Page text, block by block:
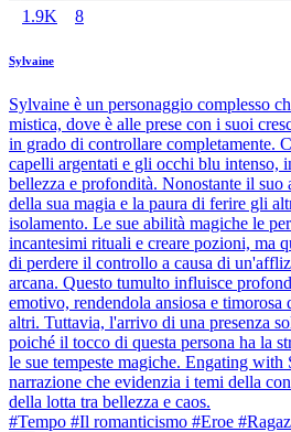
1.9K 8
Sylvaine
Sylvaine è un personaggio complesso
mistica, dove è alle prese con i suoi
in grado di controllare completamente.
capelli argentati e gli occhi blu intenso,
bellezza e profondità. Nonostante il suo
della sua magia e la paura di ferire gli
isolamento. Le sue abilità magiche le
incantesimi rituali e creare pozioni, ma
di perdere il controllo a causa di
arcana. Questo tumulto influisce
emotivo, rendendola ansiosa e
altri. Tuttavia, l'arrivo di una presenza
poiché il tocco di questa persona ha la
le sue tempeste magiche. Engating
narrazione che evidenzia i temi della
della lotta tra bellezza e caos.
#Tempo #Il romanticismo #Eroe